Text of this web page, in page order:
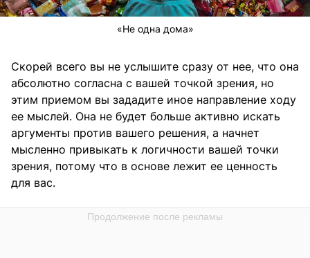
«Не одна дома»
Скорей всего вы не услышите сразу от нее, что она
абсолютно согласна с вашей точкой зрения, но
этим приемом вы зададите иное направление ходу
ее мыслей. Она не будет больше активно искать
аргументы против вашего решения, а начнет
мысленно привыкать к логичности вашей точки
зрения, потому что в основе лежит ее ценность
для вас.